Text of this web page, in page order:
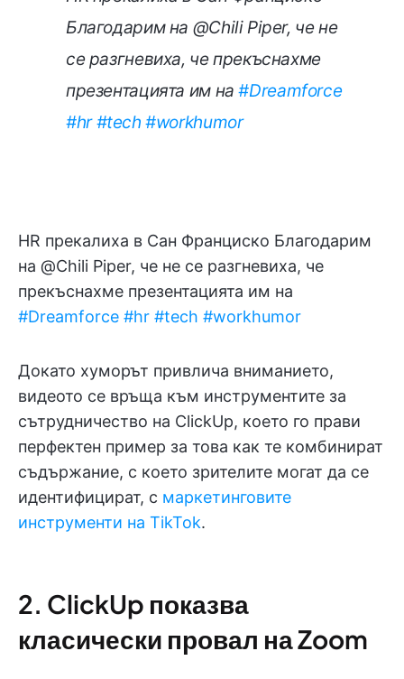
Благодарим на @Chili Piper, че не
се разгневиха, че прекъснахме
презентацията им на#Dreamforce
#hr #tech #workhumor
HR прекалиха в Сан Франциско Благодарим
на @Chili Piper, че не се разгневиха, че
прекъснахме презентацията им на
#Dreamforce #hr #tech #workhumor
Докато хуморът привлича вниманието,
видеото се връща към инструментите за
сътрудничество на ClickUp, което го прави
перфектен пример за това как те комбинират
съдържание, с което зрителите могат да се
идентифицират, с маркетинговите
инструменти на TikTok.
2. ClickUp показва
класически провал на Zoom